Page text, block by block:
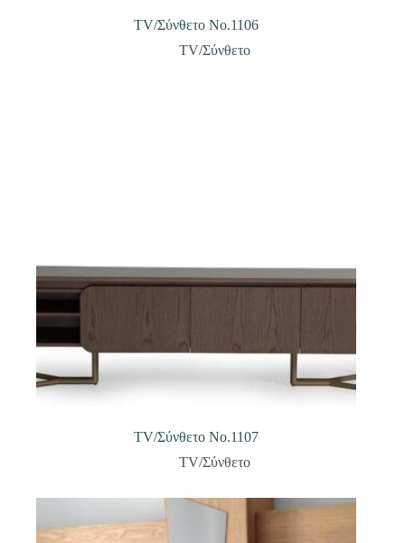
TV/Σύνθετο Νο.1106
TV/Σύνθετο
TV/Σύνθετο Νο.1107
TV/Σύνθετο